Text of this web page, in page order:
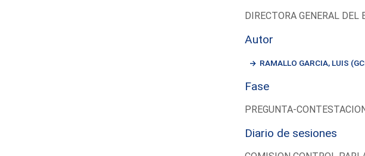
DIRECTORA GENERAL DEL
Autor
RAMALLO GARCIA, LUIS
Fase
PREGUNTA-
Diario de sesiones